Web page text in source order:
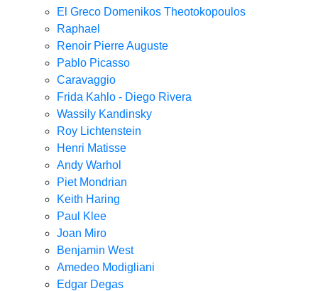
El Greco Domenikos Theotokopoulos
Raphael
Renoir Pierre Auguste
Pablo Picasso
Caravaggio
Frida Kahlo - Diego Rivera
Wassily Kandinsky
Roy Lichtenstein
Henri Matisse
Andy Warhol
Piet Mondrian
Keith Haring
Paul Klee
Joan Miro
Benjamin West
Amedeo Modigliani
Edgar Degas